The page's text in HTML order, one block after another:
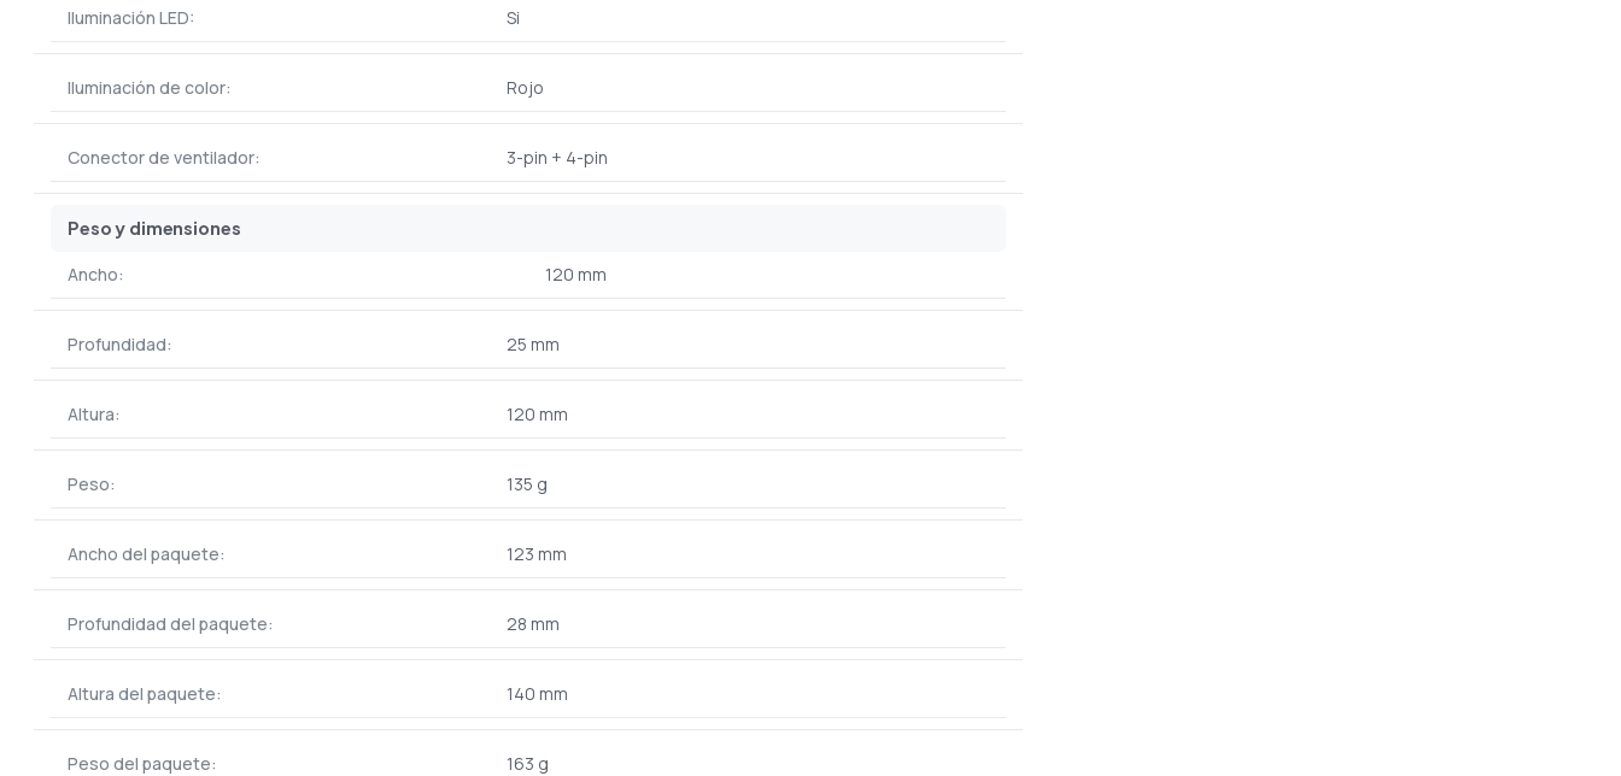
Iluminación LED: Si
Iluminación de color: Rojo
Conector de ventilador: 3-pin + 4-pin
Peso y dimensiones
Ancho: 120 mm
Profundidad: 25 mm
Altura: 120 mm
Peso: 135 g
Ancho del paquete: 123 mm
Profundidad del paquete: 28 mm
Altura del paquete: 140 mm
Peso del paquete: 163 g